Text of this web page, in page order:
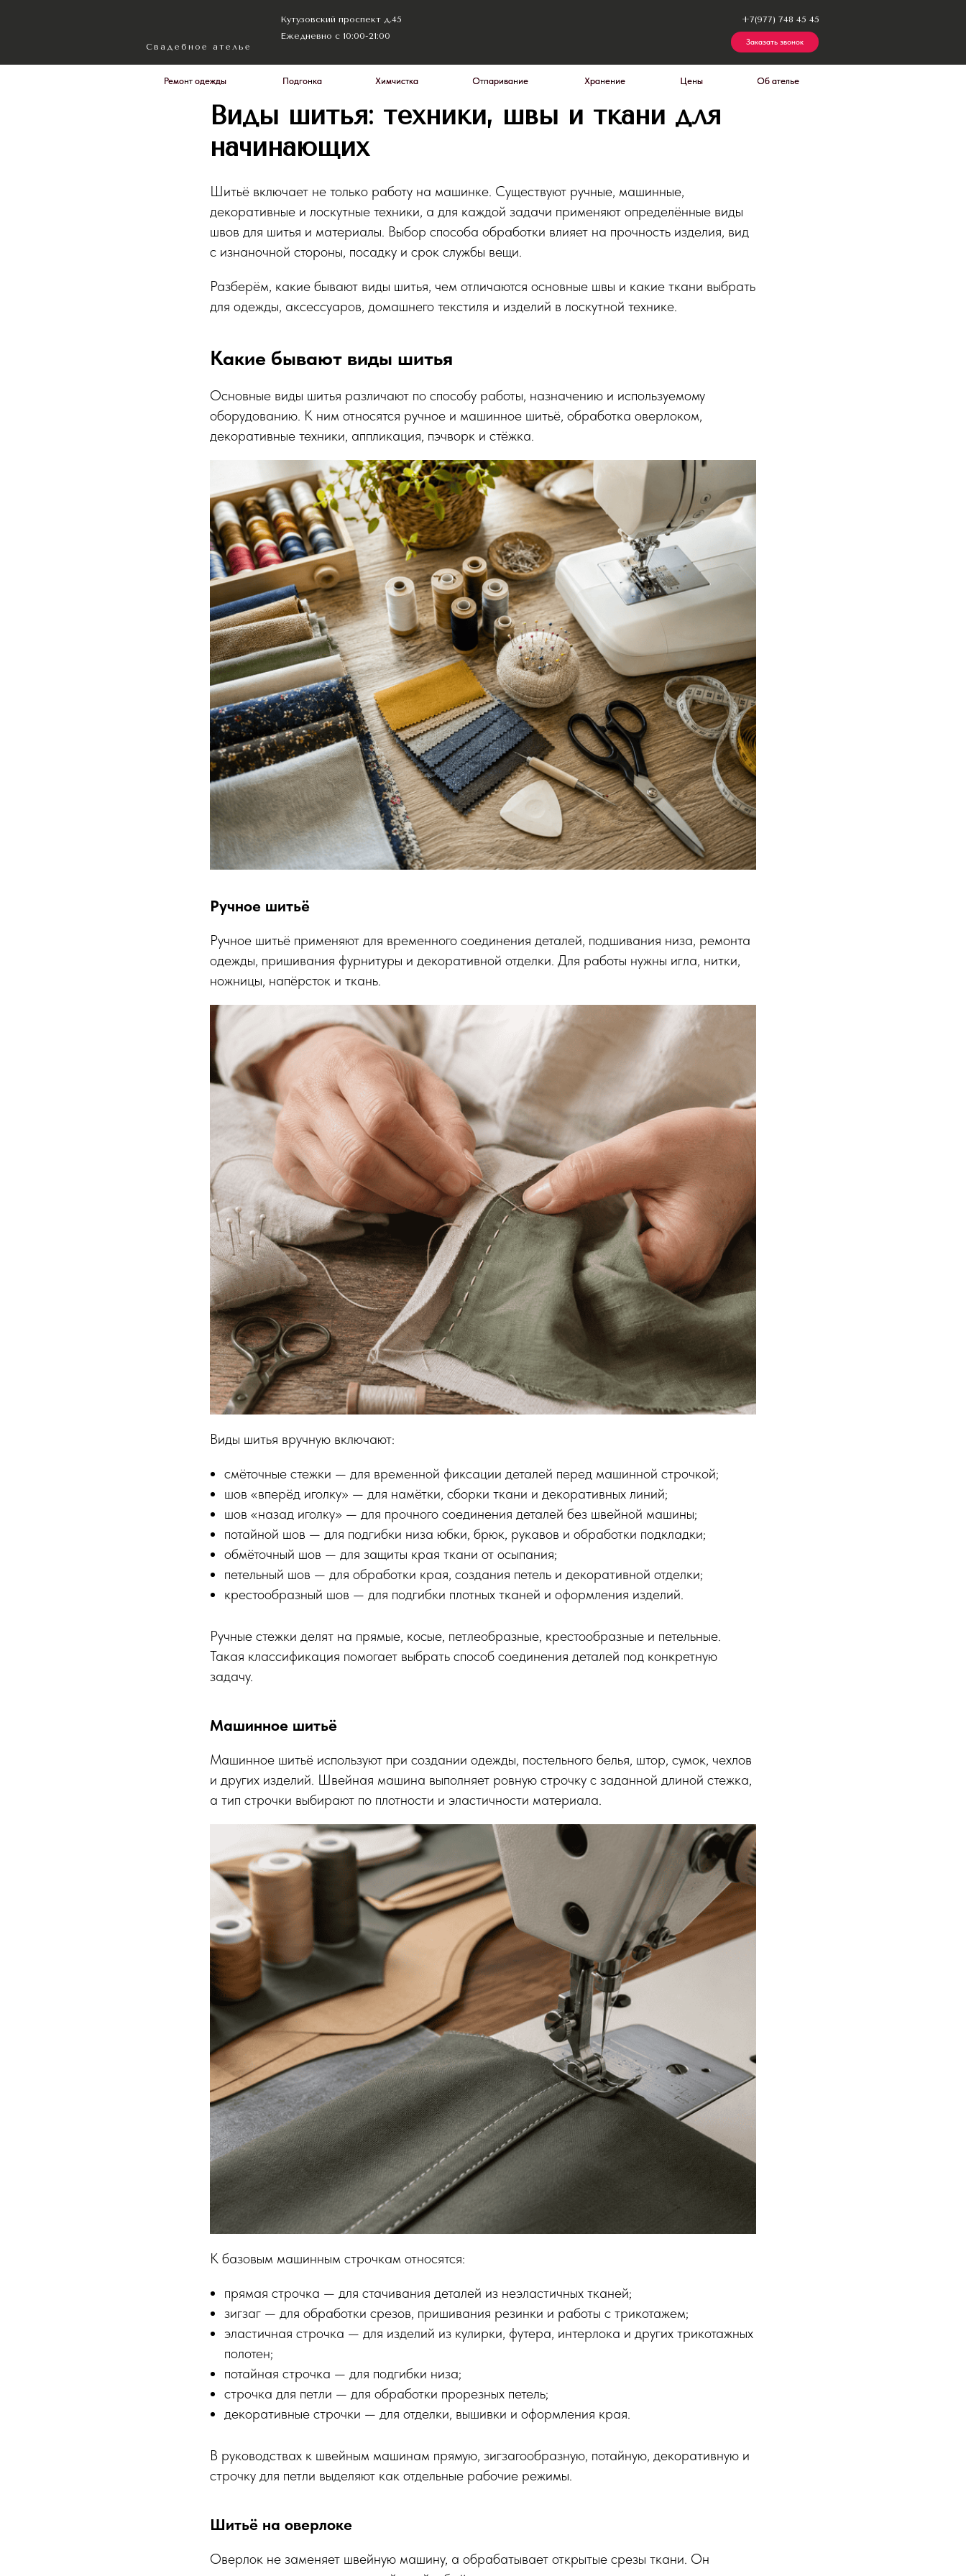
Свадебное ателье
Кутузовский проспект д.45
Ежедневно с 10:00-21:00
Виды шитья: техники, швы и ткани для
начинающих
Шитьё включает не только работу на машинке. Существуют ручные, машинные,
декоративные и лоскутные техники, а для каждой задачи применяют определённые виды
швов для шитья и материалы. Выбор способа обработки влияет на прочность изделия, вид
с изнаночной стороны, посадку и срок службы вещи.
Разберём, какие бывают виды шитья, чем отличаются основные швы и какие ткани выбрать
для одежды, аксессуаров, домашнего текстиля и изделий в лоскутной технике.
Какие бывают виды шитья
Основные виды шитья различают по способу работы, назначению и используемому
оборудованию. К ним относятся ручное и машинное шитьё, обработка оверлоком,
декоративные техники, аппликация, пэчворк и стёжка.
Ручное шитьё
Ручное шитьё применяют для временного соединения деталей, подшивания низа, ремонта
одежды, пришивания фурнитуры и декоративной отделки. Для работы нужны игла, нитки,
ножницы, напёрсток и ткань.
Виды шитья вручную включают:
смёточные стежки — для временной фиксации деталей перед машинной строчкой;
шов «вперёд иголку» — для намётки, сборки ткани и декоративных линий;
шов «назад иголку» — для прочного соединения деталей без швейной машины;
потайной шов — для подгибки низа юбки, брюк, рукавов и обработки подкладки;
обмёточный шов — для защиты края ткани от осыпания;
петельный шов — для обработки края, создания петель и декоративной отделки;
крестообразный шов — для подгибки плотных тканей и оформления изделий.
Ручные стежки делят на прямые, косые, петлеобразные, крестообразные и петельные.
Такая классификация помогает выбрать способ соединения деталей под конкретную
задачу.
Машинное шитьё
Машинное шитьё используют при создании одежды, постельного белья, штор, сумок, чехлов
и других изделий. Швейная машина выполняет ровную строчку с заданной длиной стежка,
а тип строчки выбирают по плотности и эластичности материала.
К базовым машинным строчкам относятся:
прямая строчка — для стачивания деталей из неэластичных тканей;
зигзаг — для обработки срезов, пришивания резинки и работы с трикотажем;
эластичная строчка — для изделий из кулирки, футера, интерлока и других трикотажных
полотен;
потайная строчка — для подгибки низа;
строчка для петли — для обработки прорезных петель;
декоративные строчки — для отделки, вышивки и оформления края.
В руководствах к швейным машинам прямую, зигзагообразную, потайную, декоративную и
строчку для петли выделяют как отдельные рабочие режимы.
Шитьё на оверлоке
Оверлок не заменяет швейную машину, а обрабатывает открытые срезы ткани. Он